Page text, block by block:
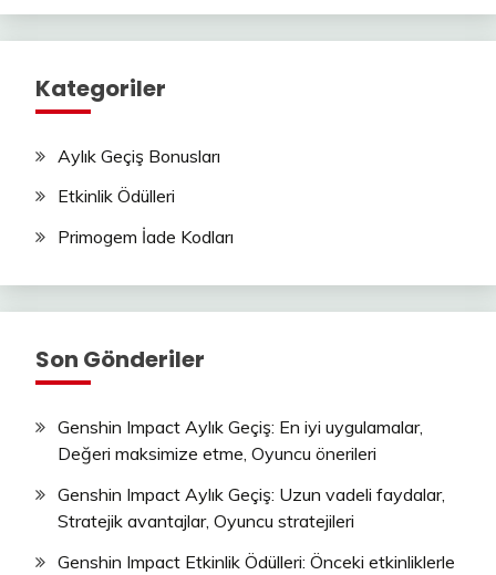
Kategoriler
Aylık Geçiş Bonusları
Etkinlik Ödülleri
Primogem İade Kodları
Son Gönderiler
Genshin Impact Aylık Geçiş: En iyi uygulamalar,
Değeri maksimize etme, Oyuncu önerileri
Genshin Impact Aylık Geçiş: Uzun vadeli faydalar,
Stratejik avantajlar, Oyuncu stratejileri
Genshin Impact Etkinlik Ödülleri: Önceki etkinliklerle